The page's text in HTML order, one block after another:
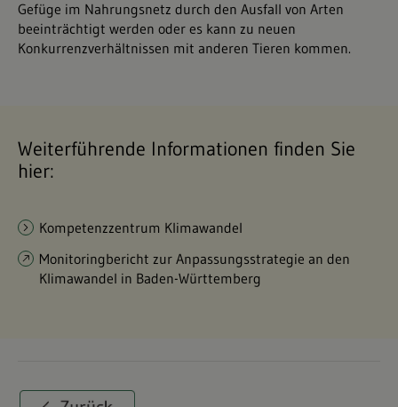
Gefüge im Nahrungsnetz durch den Ausfall von Arten
beeinträchtigt werden oder es kann zu neuen
Konkurrenzverhältnissen mit anderen Tieren kommen.
Weiterführende Informationen finden Sie
hier:
Kompetenzzentrum Klimawandel
Monitoringbericht zur Anpassungsstrategie an den
Klimawandel in Baden-Württemberg